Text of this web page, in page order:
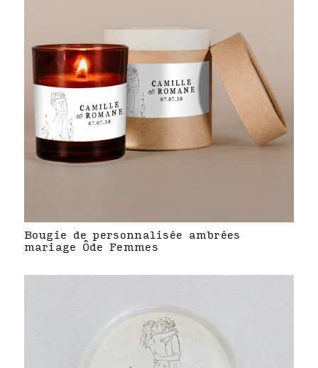
Bougie de personnalisée ambrées
mariage Ôde Femmes